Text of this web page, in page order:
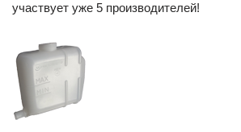
участвует уже 5 производителей!